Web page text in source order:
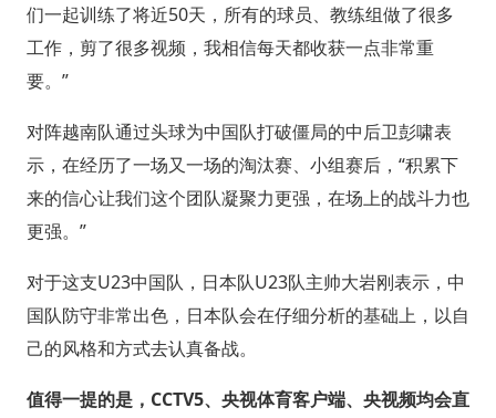
们一起训练了将近50天，所有的球员、教练组做了很多
工作，剪了很多视频，我相信每天都收获一点非常重
要。”
对阵越南队通过头球为中国队打破僵局的中后卫彭啸表
示，在经历了一场又一场的淘汰赛、小组赛后，“积累下
来的信心让我们这个团队凝聚力更强，在场上的战斗力也
更强。”
对于这支U23中国队，日本队U23队主帅大岩刚表示，中
国队防守非常出色，日本队会在仔细分析的基础上，以自
己的风格和方式去认真备战。
值得一提的是，CCTV5、央视体育客户端、央视频均会直